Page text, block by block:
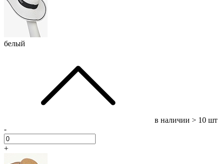
белый
в наличии > 10 шт
-
+